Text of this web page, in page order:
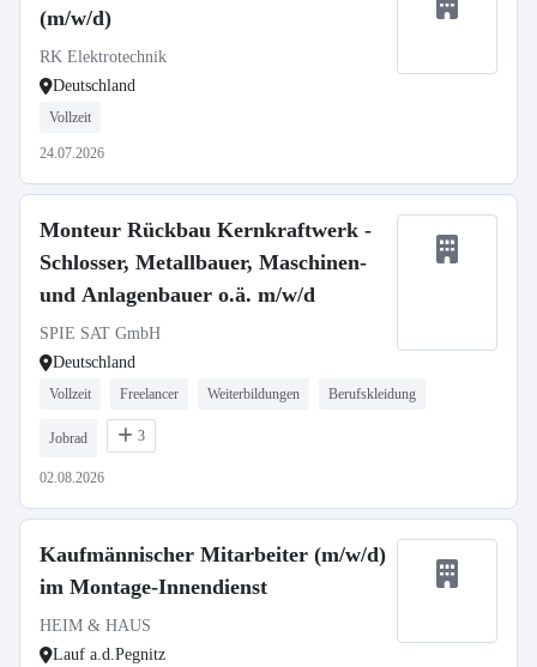
(m/w/d)
RK Elektrotechnik
Deutschland
Vollzeit
24.07.2026
Monteur Rückbau Kernkraftwerk -
Schlosser, Metallbauer, Maschinen-
und Anlagenbauer o.ä. m/w/d
SPIE SAT GmbH
Deutschland
Vollzeit Freelancer Weiterbildungen Berufskleidung
Jobrad 3
02.08.2026
Kaufmännischer Mitarbeiter (m/w/d)
im Montage-Innendienst
HEIM & HAUS
Lauf a.d.Pegnitz